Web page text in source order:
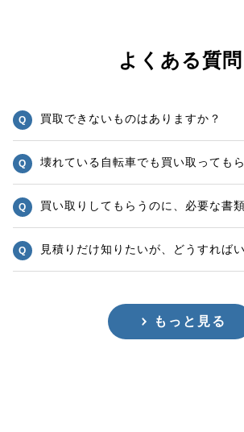
よくある質問
買取できないものはありますか？
壊れている自転車でも買い取っても
買い取りしてもらうのに、必要な書
見積りだけ知りたいが、どうすれば
もっと見る